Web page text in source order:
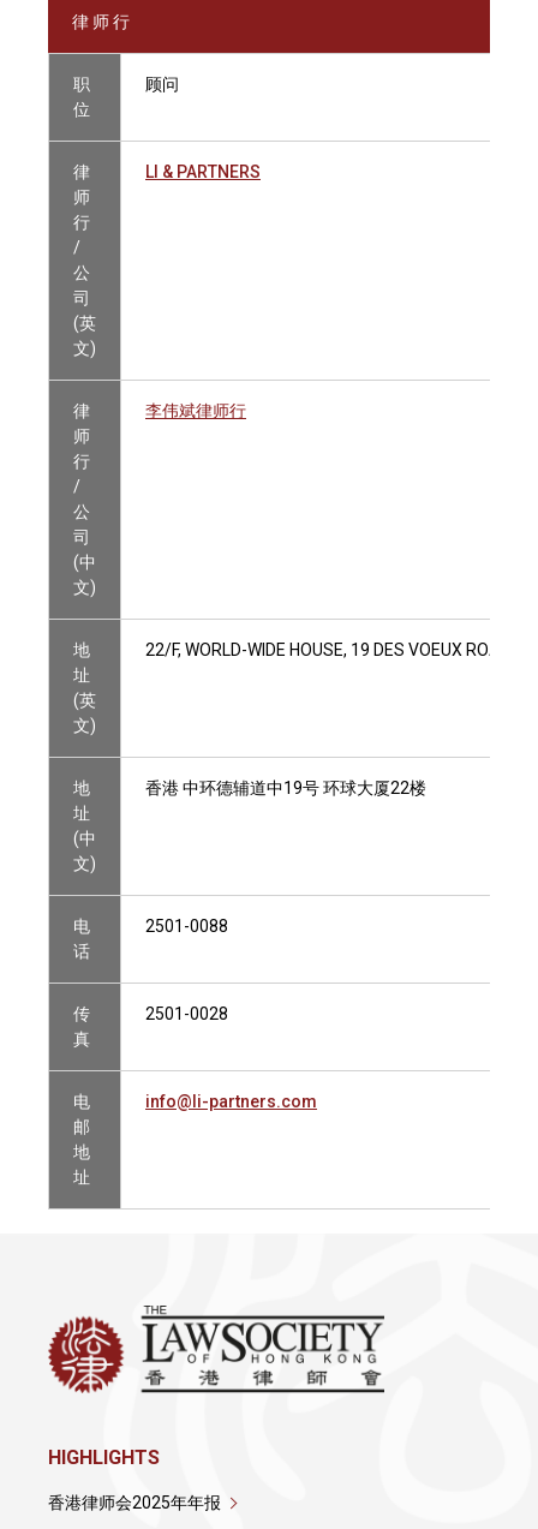
律 师 行
职
位
顾问
律
师
行
/
公
司
(英
文)
LI & PARTNERS
律
师
行
/
公
司
(中
文)
李伟斌律师行
地
址
(英
文)
22/F, WORLD-WIDE HOUSE, 19 DES VOEUX ROAD
地
址
(中
文)
香港 中环德辅道中19号 环球大厦22楼
电
话
2501-0088
传
真
2501-0028
电
邮
地
址
info@li-partners.com
HIGHLIGHTS
香港律师会2025年年报